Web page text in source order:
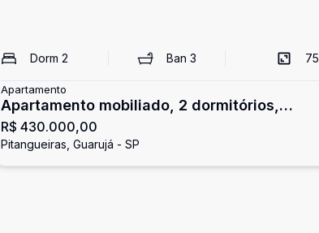
Dorm 2 Ban 3 75
Apartamento
Apartamento mobiliado, 2 dormitórios,
Pitangueiras, Guarujá
R$ 430.000,00
Pitangueiras, Guarujá - SP